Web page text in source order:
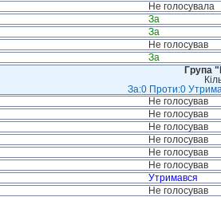
Не голосувала
За
За
Не голосував
За
Група
За:0 Проти:0
Не голосував
Не голосував
Не голосував
Не голосував
Не голосував
Не голосував
Утримався
Не голосував